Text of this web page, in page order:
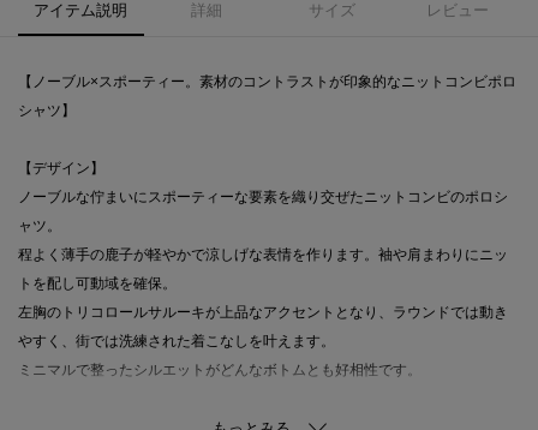
アイテム説明 詳細 サイズ レビュー
【ノーブル×スポーティー。素材のコントラストが印象的なニットコンビポロ
シャツ】
【デザイン】
ノーブルな佇まいにスポーティーな要素を織り交ぜたニットコンビのポロシ
ャツ。
程よく薄手の鹿子が軽やかで涼しげな表情を作ります。袖や肩まわりにニッ
トを配し可動域を確保。
左胸のトリコロールサルーキが上品なアクセントとなり、ラウンドでは動き
やすく、街では洗練された着こなしを叶えます。
ミニマルで整ったシルエットがどんなボトムとも好相性です。